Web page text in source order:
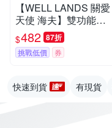
【WELL LANDS 關愛
天使 海夫】雙功能拇
指外翻矯正套(兩組)
$482 87折
挑戰低價 券
快速到貨 有現貨